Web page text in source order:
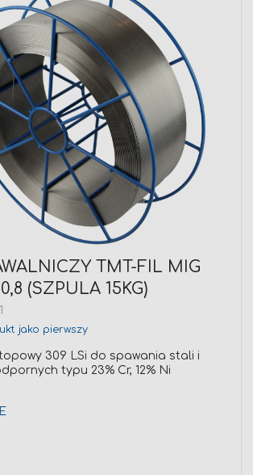
TMT-FIL MIG
(SZPULA 15KG)
jako pierwszy
309 LSi do spawania stali i
typu 23% Cr, 12% Ni